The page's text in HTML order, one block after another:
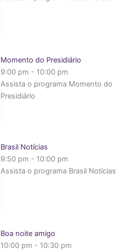
Momento do Presidiário
9:00 pm - 10:00 pm
Assista o programa Momento do
Presidiário
Brasil Notícias
9:50 pm - 10:00 pm
Assista o programa Brasil Notícias
Boa noite amigo
10:00 pm - 10:30 pm